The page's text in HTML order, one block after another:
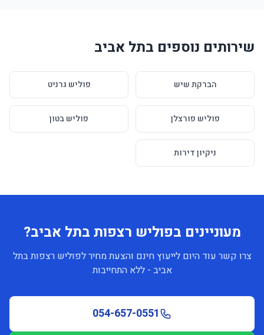
שירותים נוספים בתל אביב
הברקת שיש פוליש גרניט
פוליש פורצלן פוליש בטון
ניקיון דירות
מעוניינים בפוליש רצפות בתל אביב?
צרו קשר עוד היום לייעוץ חינם והצעת מחיר לפוליש רצפות בתל
אביב - ללא התחייבות
054-657-0551